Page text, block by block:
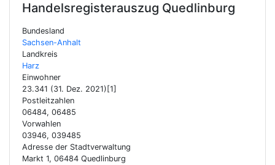
Handelsregisterauszug Quedlinburg
Bundesland
Sachsen-Anhalt
Landkreis
Harz
Einwohner
23.341 (31. Dez. 2021)[1]
Postleitzahlen
06484, 06485
Vorwahlen
03946, 039485
Adresse der Stadtverwaltung
Markt 1, 06484 Quedlinburg